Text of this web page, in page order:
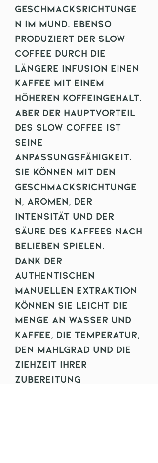
Geschmacksrichtunge
n im Mund. Ebenso
produziert der Slow
Coffee durch die
längere Infusion einen
Kaffee mit einem
höheren Koffeingehalt.
Aber der Hauptvorteil
des Slow Coffee ist
seine
Anpassungsfähigkeit.
Sie können mit den
Geschmacksrichtunge
n, Aromen, der
Intensität und der
Säure des Kaffees nach
Belieben spielen.
Dank der
authentischen
manuellen Extraktion
können Sie leicht die
Menge an Wasser und
Kaffee, die Temperatur,
den Mahlgrad und die
Ziehzeit Ihrer
Zubereitung